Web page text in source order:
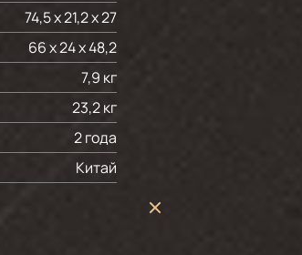
74,5 х 21,2 х 27
66 х 24 х 48,2
7,9 кг
23,2 кг
2 года
Китай